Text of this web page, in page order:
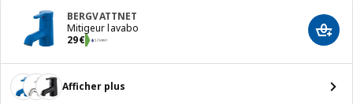
BERGVATTNET
Mitigeur lavabo
29€
Prix 29€
Afficher plus